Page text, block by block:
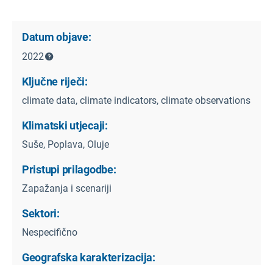
Datum objave:
2022
Ključne riječi:
climate data, climate indicators, climate observations
Klimatski utjecaji:
Suše, Poplava, Oluje
Pristupi prilagodbe:
Zapažanja i scenariji
Sektori:
Nespecifično
Geografska karakterizacija: